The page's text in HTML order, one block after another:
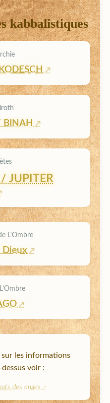
kabbalistiques
JUPITER
L'Ombre
Dieux
les informations
voir :
des anges